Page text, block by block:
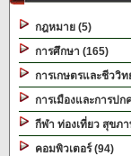
กฎหมาย (5)
การศึกษา (165)
การเกษตรและชีววิท
การเมืองและการปก
กีฬา ท่องเที่ยว สุขภ
คอมพิวเตอร์ (94)